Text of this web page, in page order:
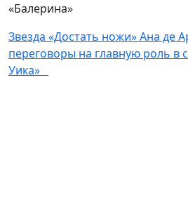
«Балерина»
Звезда «Достать ножи» Ана де
переговоры на главную роль в
Уика»